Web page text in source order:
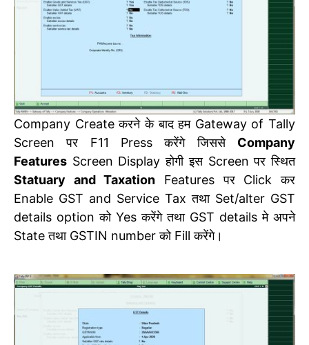
Company Create करने के बाद हम Gateway of Tally
Screen पर F11 Press करेंगे जिससे Company
Features Screen Display होगी इस Screen पर स्थित
Statuary and Taxation Features पर Click कर
Enable GST and Service Tax तथा Set/alter GST
details option को Yes करेंगे तथा GST details मे अपने
State तथा GSTIN number को Fill करेंगे।